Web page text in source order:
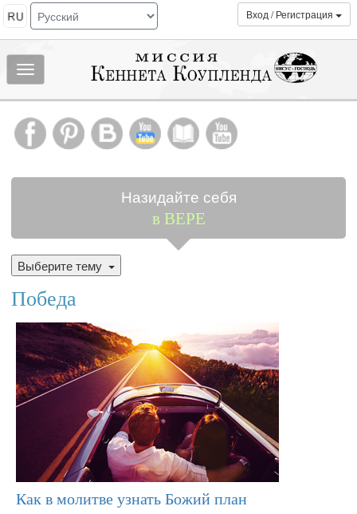
Вход / Регистрация
Показать/
скрыть
МЕНЮ
Назидайте себя
в ВЕРЕ
Выберите тему
Победа
Как в молитве узнать Божий план